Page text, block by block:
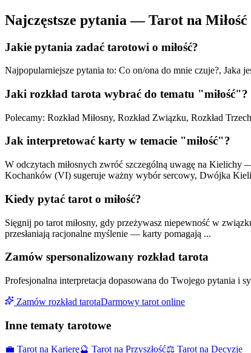
Najczęstsze pytania —Tarot na Miłość
Jakie pytania zadać tarotowi o miłość?
Najpopularniejsze pytania to: Co on/ona do mnie czuje?, Jaka
Jaki rozkład tarota wybrać do tematu "miłość"?
Polecamy: Rozkład Miłosny, Rozkład Związku, Rozkład
Jak interpretować karty w temacie "miłość"?
W odczytach miłosnych zwróć szczególną uwagę na Kielichy
Kochanków (VI) sugeruje ważny wybór sercowy, Dwójka
Kiedy pytać tarot o miłość?
Sięgnij po tarot miłosny, gdy przeżywasz niepewność w
przesłaniają racjonalne myślenie — karty pomagają ...
Zamów spersonalizowany rozkład tarota
Profesjonalna interpretacja dopasowana do Twojego pytania i
Zamów rozkład tarotaDarmowy tarot online
Inne tematy tarotowe
💼 Tarot na Karierę🔮 Tarot na Przyszłość⚖️ Tarot na Decyzje